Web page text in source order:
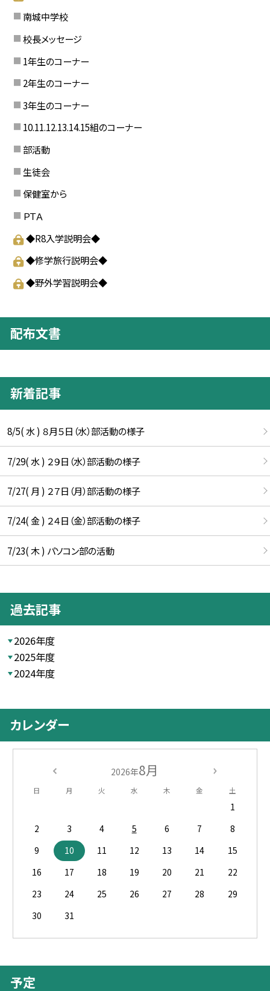
南城中学校
校長メッセージ
1年生のコーナー
2年生のコーナー
3年生のコーナー
10.11.12.13.14.15組のコーナー
部活動
生徒会
保健室から
ＰＴＡ
◆R8入学説明会◆
◆修学旅行説明会◆
◆野外学習説明会◆
配布文書
新着記事
8/5( 水 ) ８月５日（水）部活動の様子
7/29( 水 ) ２９日（水）部活動の様子
7/27( 月 ) ２７日（月）部活動の様子
7/24( 金 ) ２４日（金）部活動の様子
7/23( 木 ) パソコン部の活動
過去記事
2026年度
2025年度
2024年度
カレンダー
2026年8月
日 月 火 水 木 金 土
1
2
3 4 5 6 7
8
9
10 11 12 13 14
15
16
17 18 19 20 21
22
23
24 25 26 27 28
29
30
31
予定